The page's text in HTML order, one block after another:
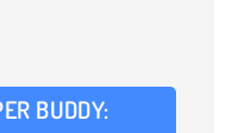
BUDDY: